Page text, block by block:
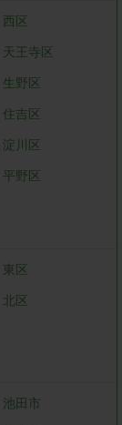
西区
天王寺区
生野区
住吉区
淀川区
平野区
東区
北区
池田市